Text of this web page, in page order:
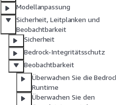
Modellanpassung
Sicherheit, Leitplanken und
Beobachtbarkeit
Sicherheit
Bedrock-Integritätsschutz
Beobachtbarkeit
Überwachen Sie die
Runtime
Überwachen Sie den